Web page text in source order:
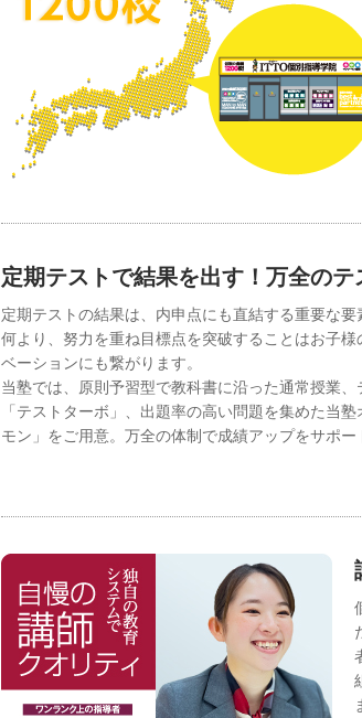
定期テストで結果を出す！万全のテ
定期テストの結果は、内申点にも直結する重要な要
何より、努力を重ね目標点を突破することはお子
ベーションにも繋がります。
当塾では、原則予習型で教科書に沿った通常授業
「テストターボ」、出題率の高い問題を集めた当
モン」をご用意。万全の体制で成績アップをサポー